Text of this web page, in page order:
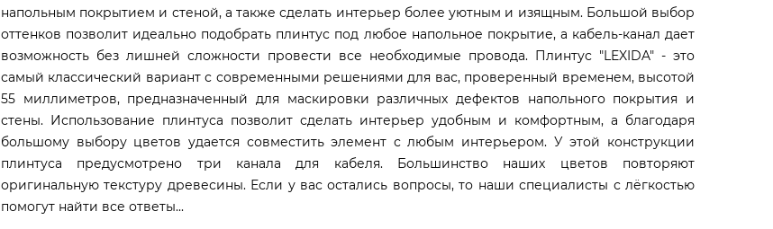
напольным покрытием и стеной, а также сделать интерьер более уютным и изящным. Большой выбор
оттенков позволит идеально подобрать плинтус под любое напольное покрытие, а кабель-канал дает
возможность без лишней сложности провести все необходимые провода. Плинтус "LEXIDA" - это
самый классический вариант с современными решениями для вас, проверенный временем, высотой
55 миллиметров, предназначенный для маскировки различных дефектов напольного покрытия и
стены. Использование плинтуса позволит сделать интерьер удобным и комфортным, а благодаря
большому выбору цветов удается совместить элемент с любым интерьером. У этой конструкции
плинтуса предусмотрено три канала для кабеля. Большинство наших цветов повторяют
оригинальную текстуру древесины. Если у вас остались вопросы, то наши специалисты с лёгкостью
помогут найти все ответы...